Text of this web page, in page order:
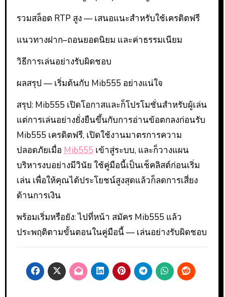
รวมสล็อต RTP สูง — เสนอแนะสำหรับใช้เครดิตฟรี
แนวทางฝาก–ถอนยอดนิยม และค่าธรรมเนียม
วิธีการเล่นอย่างรับผิดชอบ
ผลสรุป — เริ่มต้นกับ Mib555 อย่างแน่ใจ
สรุป: Mib555 เปิดโอกาสและก็โปรโมชั่นสำหรับผู้เล่น
แต่การเล่นอย่างยั่งยืนขึ้นกับการอ่านข้อตกลงก่อนรับ
Mib555 เครดิตฟรี, เปิดใช้งานมาตรการความ
ปลอดภัยเมื่อ Mib555 เข้าสู่ระบบ, และก็วางแผน
บริหารงบอย่างมีวินัย ใช้คู่มือนี้เป็นเช็คลิสต์ก่อนเริ่ม
เล่น เพื่อให้คุณได้ประโยชน์สูงสุดแล้วก็ลดการเสี่ยง
ด้านการเงิน
พร้อมเริ่มหรือยัง: ไปที่หน้า สมัคร Mib555 แล้ว
ประพฤติตามขั้นตอนในคู่มือนี้ — เล่นอย่างรับผิดชอบ